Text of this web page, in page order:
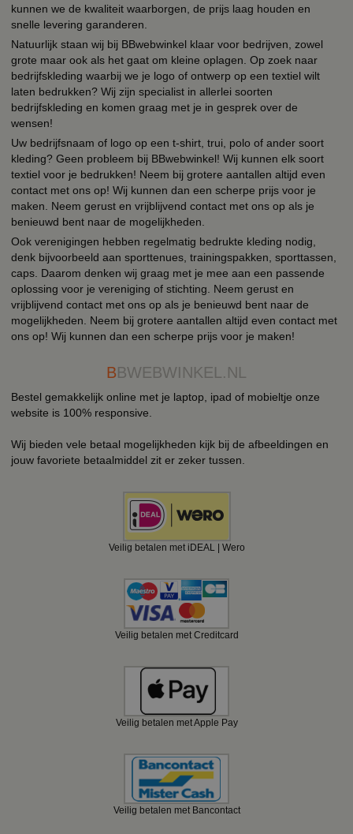
kunnen we de kwaliteit waarborgen, de prijs laag houden en
snelle levering garanderen.
Natuurlijk staan wij bij BBwebwinkel klaar voor bedrijven, zowel
grote maar ook als het gaat om kleine oplagen. Op zoek naar
bedrijfskleding waarbij we je logo of ontwerp op een textiel wilt
laten bedrukken? Wij zijn specialist in allerlei soorten
bedrijfskleding en komen graag met je in gesprek over de
wensen!
Uw bedrijfsnaam of logo op een t-shirt, trui, polo of ander soort
kleding? Geen probleem bij BBwebwinkel! Wij kunnen elk soort
textiel voor je bedrukken! Neem bij grotere aantallen altijd even
contact met ons op! Wij kunnen dan een scherpe prijs voor je
maken. Neem gerust en vrijblijvend contact met ons op als je
benieuwd bent naar de mogelijkheden.
Ook verenigingen hebben regelmatig bedrukte kleding nodig,
denk bijvoorbeeld aan sporttenues, trainingspakken, sporttassen,
caps. Daarom denken wij graag met je mee aan een passende
oplossing voor je vereniging of stichting. Neem gerust en
vrijblijvend contact met ons op als je benieuwd bent naar de
mogelijkheden. Neem bij grotere aantallen altijd even contact met
ons op! Wij kunnen dan een scherpe prijs voor je maken!
BBWEBWINKEL.NL
Bestel gemakkelijk online met je laptop, ipad of mobieltje onze
website is 100% responsive.
Wij bieden vele betaal mogelijkheden kijk bij de afbeeldingen en
jouw favoriete betaalmiddel zit er zeker tussen.
Veilig betalen met iDEAL | Wero
Veilig betalen met Creditcard
Veilig betalen met Apple Pay
Veilig betalen met Bancontact